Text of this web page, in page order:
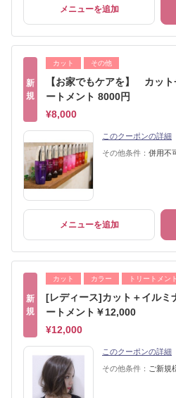
メニューを追加
新
規
カット その他
【お家でもケアを】 カット
ートメント 8000円
¥8,000
このクーポンの詳細
その他条件： 併用不
メニューを追加
新
規
カット カラー トリートメント
[レディース]カット＋イルミ
ートメント￥12,000
¥12,000
このクーポンの詳細
その他条件： ご新規